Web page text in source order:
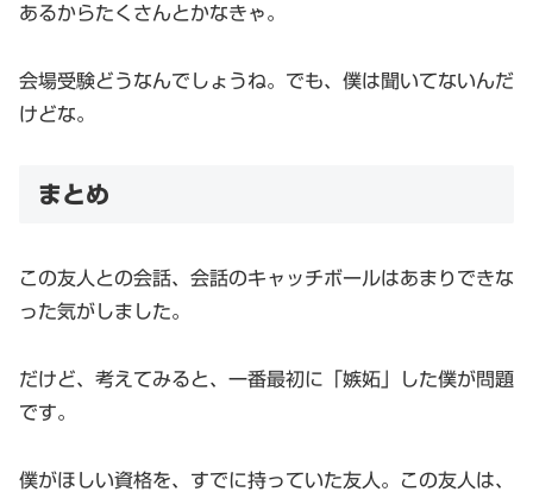
あるからたくさんとかなきゃ。
会場受験どうなんでしょうね。でも、僕は聞いてないんだ
けどな。
まとめ
この友人との会話、会話のキャッチボールはあまりできな
った気がしました。
だけど、考えてみると、一番最初に「嫉妬」した僕が問題
です。
僕がほしい資格を、すでに持っていた友人。この友人は、